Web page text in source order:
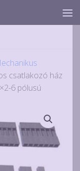
csatlakozó ház
6 pólusú